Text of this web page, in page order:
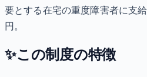
要とする在宅の重度障害者に支
円。
✨この制度の特徴